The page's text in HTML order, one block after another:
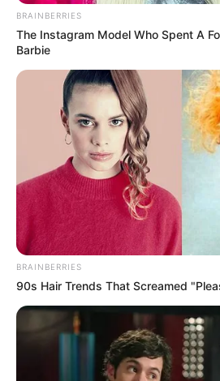
BRAINBERRIES
The Instagram Model Who Spent A
Barbie
BRAINBERRIES
90s Hair Trends That Screamed